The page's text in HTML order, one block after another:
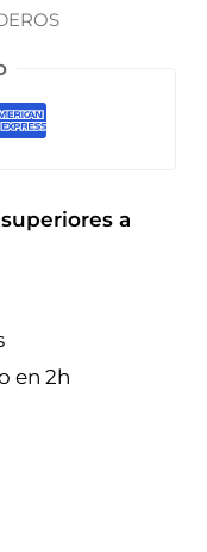
superiores a
en 2h